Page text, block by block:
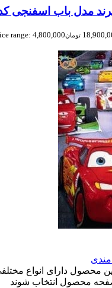
مدل باب اسفنجی کد
تومان
مندی
این محصول دارای انواع
محصول انتخاب شوند